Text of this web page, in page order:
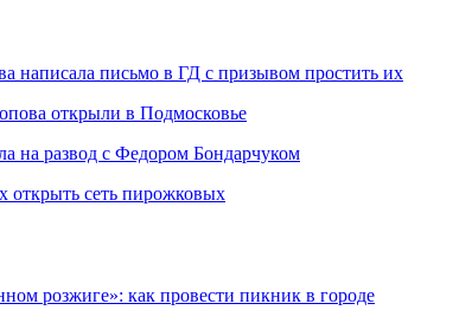
написала письмо в ГД с призывом простить их
открыли в Подмосковье
на развод с Федором Бондарчуком
открыть сеть пирожковых
розжиге»: как провести пикник в городе